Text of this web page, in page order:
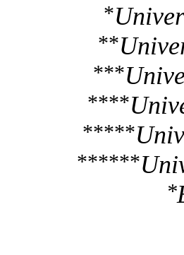
*
**
***
****
*****
******
*